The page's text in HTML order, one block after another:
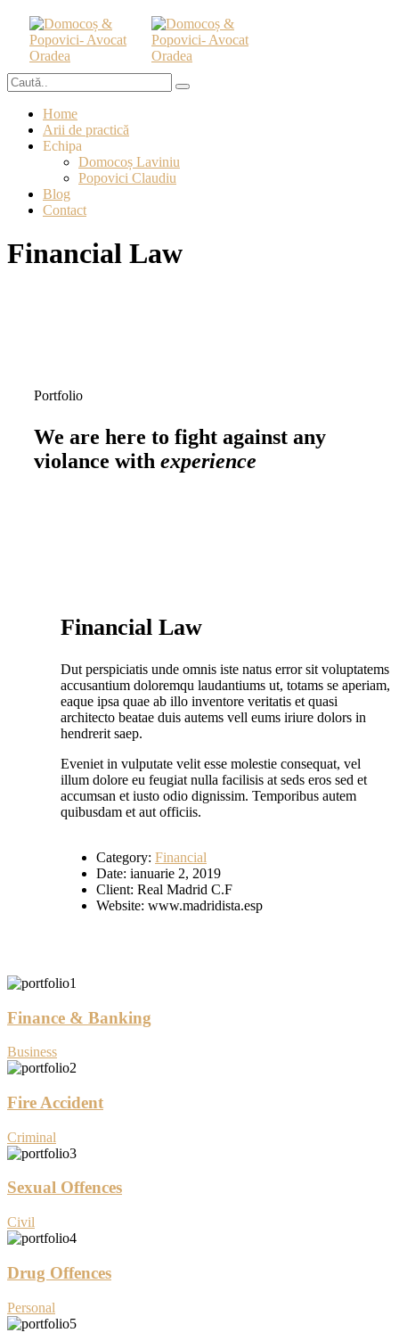
Home
Arii de practică
Echipa
Domocoș Laviniu
Popovici Claudiu
Blog
Contact
Financial Law
Portfolio
We are here to fight against any
violance with experience
Financial Law
Dut perspiciatis unde omnis iste natus error sit voluptatems
accusantium doloremqu laudantiums ut, totams se aperiam,
eaque ipsa quae ab illo inventore veritatis et quasi
architecto beatae duis autems vell eums iriure dolors in
hendrerit saep.
Eveniet in vulputate velit esse molestie consequat, vel
illum dolore eu feugiat nulla facilisis at seds eros sed et
accumsan et iusto odio dignissim. Temporibus autem
quibusdam et aut officiis.
Category: Financial
Date: ianuarie 2, 2019
Client: Real Madrid C.F
Website: www.madridista.esp
Finance & Banking
Business
Fire Accident
Criminal
Sexual Offences
Civil
Drug Offences
Personal